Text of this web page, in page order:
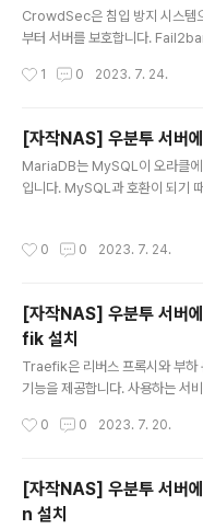
CrowdSec은 침입 방지 시스템
부터 서버를 보호합니다.
로그들을 스캔해서 실패한 로그인
치한 사람들의 로그를 분석해서
악성 IP들을 차단합니다. 여러 사
를 기반으로 IP를 차단하기 때문
수 있습니다. 또한, CrowdSec
강화시키는 방법을 알아보겠습
1 0 2023. 7. 24.
[자작NAS] 우분투 서버
MariaDB는 MySQL이 오라클
입니다. MySQL과 호환이 되기
파일에 MariaDB 추가 현재 최신
udo nano ~/docker-
sion: "3.9" services: ...기타 컨
0 0 2023. 7. 24.
[자작NAS] 우분투 서버
fik 설치
Traefik은 리버스 프록시와 부
기능을 제공합니다. 사용하는 서
80, 443 포트만 외부에 노출시키
시보드와 미들웨어 지원, Let's
기능을 갖추고 있습니다. 다양한
설치하는 방법을 알아보겠습니다
0 0 2023. 7. 20.
[자작NAS] 우분투 서
n 설치